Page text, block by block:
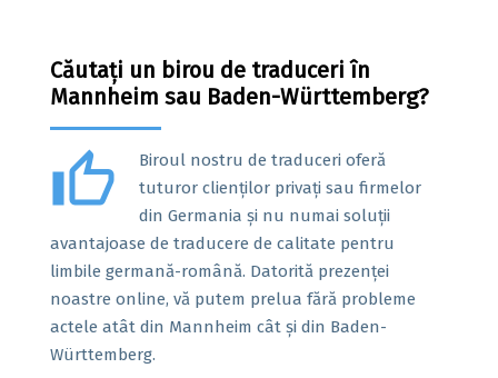
Căutați un birou de traduceri în
Mannheim sau Baden-Württemberg?
thumb_up
Biroul nostru de traduceri oferă
tuturor clienților privați sau firmelor
din Germania și nu numai soluții
avantajoase de traducere de calitate pentru
limbile germană-română. Datorită prezenței
noastre online, vă putem prelua fără probleme
actele atât din Mannheim cât și din Baden-
Württemberg.